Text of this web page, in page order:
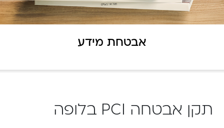
אבטחת מידע
תקן אבטחה PCI בלופה